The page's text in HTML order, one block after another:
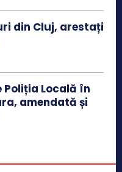
din Cluj, arestați
Poliția Locală în
amendată și